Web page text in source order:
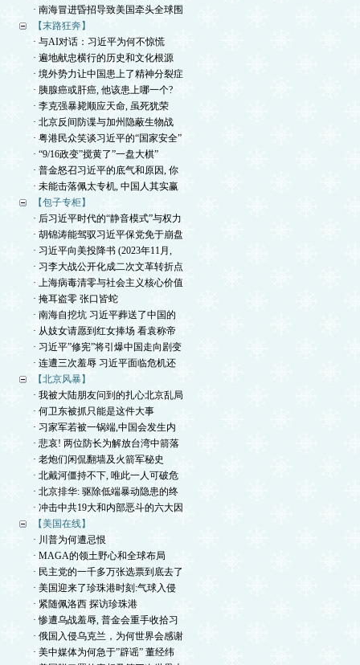
· 南海冒进昏招导致美国牵头全球围
【末路狂奔】
· 与AI对话：习近平为何不惊慌
· 遍地献忠横行的历史和文化根源
· 境外势力让中国患上了精神分裂症
· 胰腺癌或肝癌, 他该患上哪一个?
· 李克强暴毙顺应天命, 虽死犹荣
· 北京反间防谍与加州隐蔽生物战
· 粤港民众笑谈习近平的“国家安全”
· “9/16政变”搅黄了”一盘大棋”
· 普金怒召习近平的底气和原因, 你
· 未能击落佩太专机, 中国人其实赢
【包子专柜】
· 后习近平时代的“静音模式”与权力
· 胡锦涛能驾驭习近平保党免于崩盘
· 习近平向美投降书 (2023年11月,
· 习李大战公开化成二次文革转折点
· 上海病毒清零与社会主义核心价值
· 掩耳盗零 张口皆蛇
· 南海自挖坑 习近平葬送了中国的
· 从妓女请愿到红女捧场 看袁称帝
· 习近平”修宪”将引爆中国走向剧变
· 连遭三次羞辱 习近平面临危机还
【北京风暴】
· 我被大陆朋友问到的扎心北京乱局
· 何卫东被抓只能是这件大事
· 习家军若被一锅端,中国会发生内
· 悲哀! 两位防长为解放台湾中箭落
· 老炮们闲侃翻墙及火箭军秘史
· 北戴河僵持不下, 唯此一人可破危
· 北京排华: 驱除低端暴动隐患的终
· 冲击中共19大和内部恶斗的六大因
【美国在线】
· 川普为何遭忌恨
· MAGA的领土野心和全球布局
· 民主党的一千多万张选票到底去了
· 美国迎来了珍珠港时刻:气球入侵
· 紧随佩洛西 探访珍珠港
· 惨遭乌战羞辱, 普金会重手收拾习
· 俄国入侵乌克兰，为何世界会感谢
· 美中媒体为何急于”辟谣” 董经纬